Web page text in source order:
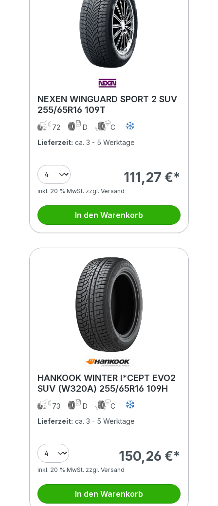
NEXEN WINGUARD SPORT 2 SUV
255/65R16 109T
72 D
C
Lieferzeit: ca. 3 - 5 Werktage
111,27 €*
inkl. 20 % MwSt. zzgl. Versand
In den Warenkorb
HANKOOK WINTER I*CEPT EVO2
SUV (W320A) 255/65R16 109H
73 D
C
Lieferzeit: ca. 3 - 5 Werktage
150,26 €*
inkl. 20 % MwSt. zzgl. Versand
In den Warenkorb